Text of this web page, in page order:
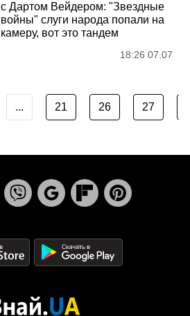
с Дартом Вейдером: "Звездные
войны" слуги народа попали на
камеру, вот это тандем
18:26 07.07
... 21 26 27